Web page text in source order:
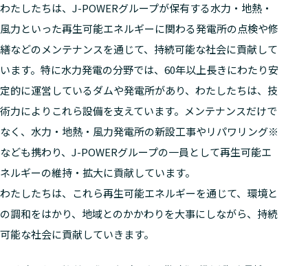
わたしたちは、J-POWERグループが保有する水力・地熱・
風力といった再生可能エネルギーに関わる発電所の点検や修
繕などのメンテナンスを通じて、持続可能な社会に貢献して
います。特に水力発電の分野では、60年以上長きにわたり安
定的に運営しているダムや発電所があり、わたしたちは、技
術力によりこれら設備を支えています。メンテナンスだけで
なく、水力・地熱・風力発電所の新設工事やリパワリング※
なども携わり、J-POWERグループの一員として再生可能エ
ネルギーの維持・拡大に貢献しています。
わたしたちは、これら再生可能エネルギーを通じて、環境と
の調和をはかり、地域とのかかわりを大事にしながら、持続
可能な社会に貢献していきます。